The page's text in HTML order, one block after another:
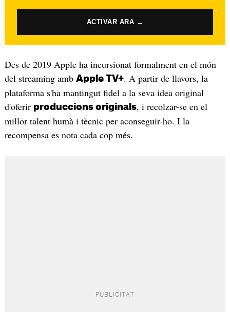
ACTIVAR ARA →
Des de 2019 Apple ha incursionat formalment en el món
del streaming amb Apple TV+. A partir de llavors, la
plataforma s'ha mantingut fidel a la seva idea original
d'oferir produccions originals, i recolzar-se en el
millor talent humà i tècnic per aconseguir-ho. I la
recompensa es nota cada cop més.